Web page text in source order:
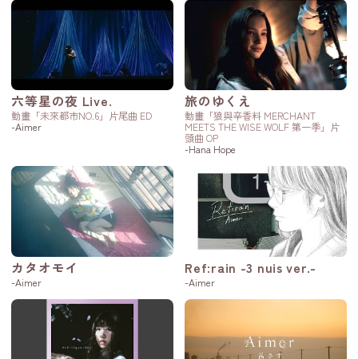
六等星の夜 Live.
動畫「未來都市NO.6」片尾曲 ED
-Aimer
旅のゆくえ
動畫「狼與辛香料 MERCHANT
MEETS THE WISE WOLF 第一季」片
頭曲 OP
-Hana Hope
カタオモイ
-Aimer
Ref:rain -3 nuis ver.-
-Aimer